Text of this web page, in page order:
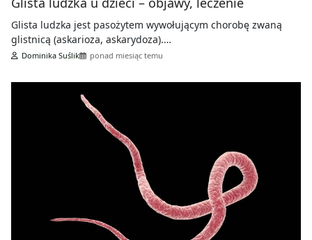
Glista ludzka jest pasożytem wywołującym chorobę zwaną
glistnicą (askarioza, askarydoza).…
Dominika Suślik ponad miesiąc temu